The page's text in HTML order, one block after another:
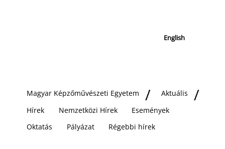
English
Magyar Képzőművészeti Egyetem
Aktuális
Hírek
Nemzetközi Hírek
Események
Oktatás
Pályázat Régebbi hírek